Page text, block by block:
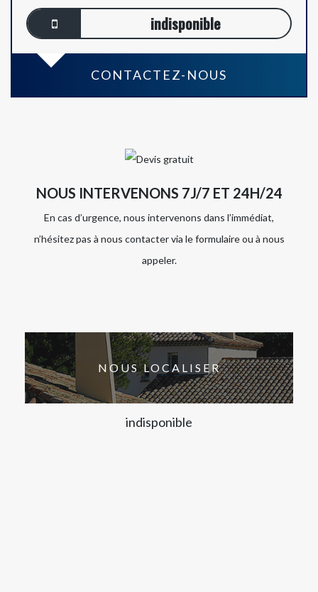
indisponible
CONTACTEZ-NOUS
NOUS INTERVENONS 7J/7 ET 24H/24
En cas d’urgence, nous intervenons dans l’immédiat,
n’hésitez pas à nous contacter via le formulaire ou à nous
appeler.
NOUS LOCALISER
indisponible